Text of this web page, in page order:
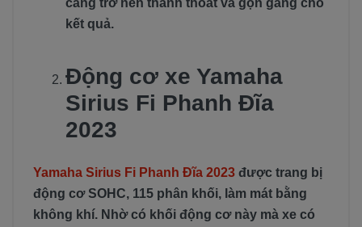
càng trở nên thanh thoát và gọn gàng cho
kết quả.
Động cơ xe Yamaha
Sirius Fi Phanh Đĩa
2023
Yamaha Sirius Fi Phanh Đĩa 2023 được trang bị
động cơ SOHC, 115 phân khối, làm mát bằng
không khí. Nhờ có khối động cơ này mà xe có